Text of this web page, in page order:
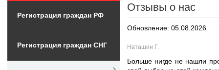
Отзывы о нас
Обновление: 05.08.2026
Наташин Г.
Больше нигде не нашли
Регистрация граждан РФ
Регистрация граждан СНГ